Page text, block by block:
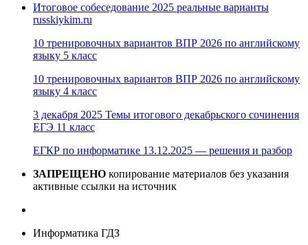
Итоговое собеседование 2025 реальные варианты
russkiykim.ru
10 тренировочных вариантов ВПР 2026 по английскому
языку 5 класс
10 тренировочных вариантов ВПР 2026 по английскому
языку 4 класс
3 декабря 2025 Темы итогового декабрьского сочинения
ЕГЭ 11 класс
ЕГКР по информатике 13.12.2025 — решения и разбор
ЗАПРЕЩЕНО копирование материалов без указания
активные ссылки на источник
Информатика ГДЗ